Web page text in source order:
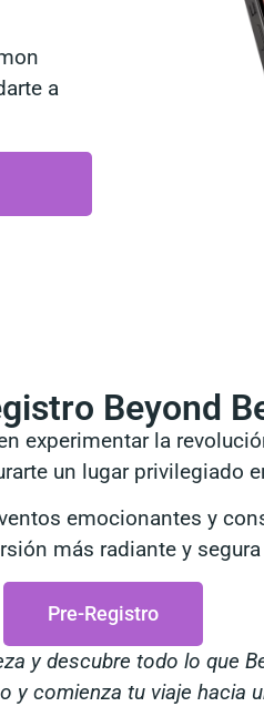
a
Beyond
experimentar la
un lugar privilegiado
emocionantes y
más radiante y
Pre-Registro
y descubre todo lo que
y comienza tu viaje hacia